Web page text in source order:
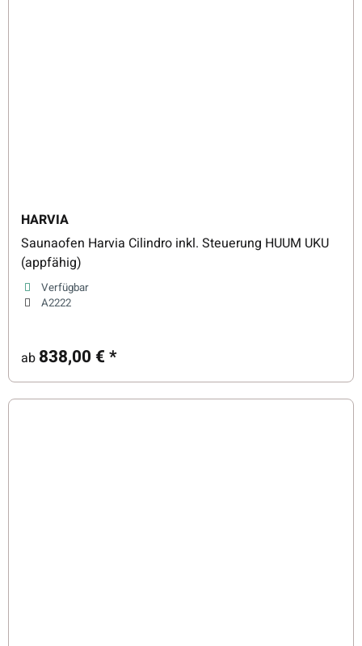
HARVIA
Saunaofen Harvia Cilindro inkl. Steuerung HUUM UKU
(appfähig)
Verfügbar
A2222
ab 838,00 €*